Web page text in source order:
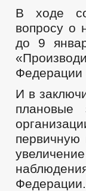
В ходе
вопросу о
до 9
Федерации
И в
плановые
первичную
Федерации.